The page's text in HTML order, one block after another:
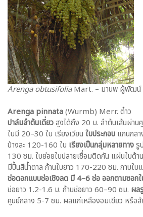
Arenga obtusifoliaMart. – มานพ ผู้พัฒน์
Arenga pinnata(Wurmb) Merr. ต๋าว
ปาล์มลำต้นเดี่ยวสูงได้ถึง 20 ม. ลำต้นเส้นผ่า
ใบมี 20–30 ใบ เรียงเวียน ใบประกอบ แกนกล
ข้างละ 120-160 ใบ เรียงเป็นกลุ่มหลายทางรู
130 ซม. ใบย่อยใบปลายเชื่อมติดกัน แผ่นใบด้า
มีปื้นสีน้ำตาล ก้านใบยาว 170-220 ซม. กาบใบ
ช่อดอกแบบช่อเชิงลด มี 4–6 ช่อ ออกตามซอกใ
ช่อยาว 1.2-1.6 ม. ก้านช่อยาว 60–90 ซม. ผล
ศูนย์กลาง 5-7 ซม. ผลแก่เหลืองอมเขียว หรือ